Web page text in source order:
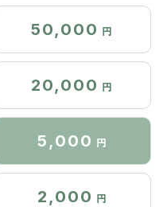
50,000 円
20,000 円
5,000 円
2,000 円